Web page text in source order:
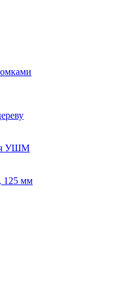
УШМ
125 мм